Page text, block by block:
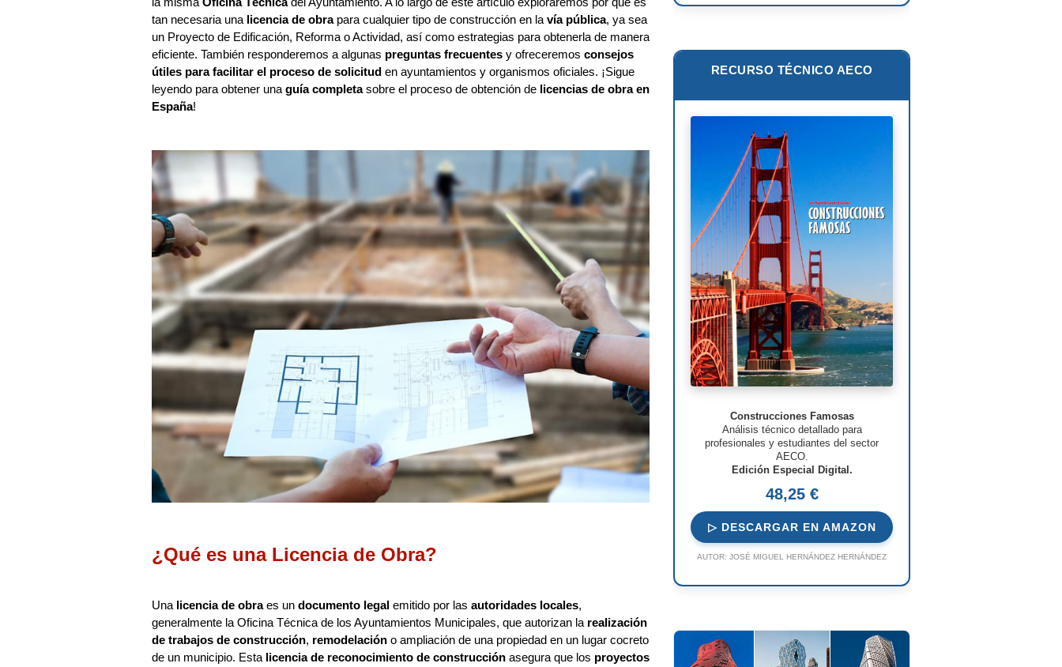
tan necesaria una licencia de obrapara cualquier tipo de construcción en la vía pública, ya sea
un Proyecto de Edificación, Reforma o Actividad, así como estrategias para obtenerla de manera
eficiente. También responderemos a algunas preguntas frecuentes y ofreceremos consejos
útiles para facilitar el proceso de solicitud en ayuntamientos y organismos oficiales. ¡Sigue
leyendo para obtener una guía completasobre el proceso de obtención de licencias de obra en
España!
¿Qué es una Licencia de Obra?
Una licencia de obraes un documento legal emitido por las autoridades locales,
generalmente la Oficina Técnica de los Ayuntamientos Municipales, que autorizan la realización
de trabajos de construcción, remodelación o ampliación de una propiedad en un lugar cocreto
de un municipio. Esta licencia de reconocimiento de construcción asegura que los proyectos
Oscar Niemeyer
Philip Johnson
Le Corbusier
William Pereira
Antoni Gaudí
Frank Lloyd Wright
Louis Sullivan
Miguel Ángel Buonarroti
RECURSO TÉCNICO AECO
Construcciones Famosas
Análisis técnico detallado para
profesionales y estudiantes del sector
AECO.
Edición Especial Digital.
48,25 €
▷ DESCARGAR EN AMAZON
AUTOR: JOSÉ MIGUEL HERNÁNDEZ HERNÁNDEZ